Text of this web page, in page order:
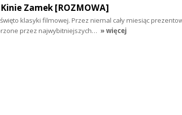
Zamek [ROZMOWA]
klasyki filmowej. Przez niemal cały miesiąc
przez najwybitniejszych… » więcej